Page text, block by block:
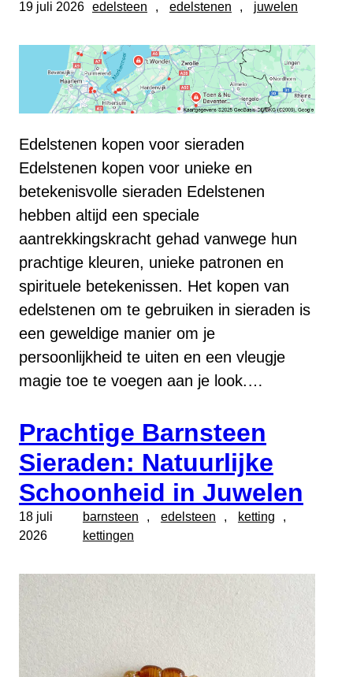
19 juli 2026 edelsteen , edelstenen , juwelen
Edelstenen kopen voor sieraden
Edelstenen kopen voor unieke en
betekenisvolle sieraden Edelstenen
hebben altijd een speciale
aantrekkingskracht gehad vanwege hun
prachtige kleuren, unieke patronen en
spirituele betekenissen. Het kopen van
edelstenen om te gebruiken in sieraden is
een geweldige manier om je
persoonlijkheid te uiten en een vleugje
magie toe te voegen aan je look.…
Prachtige Barnsteen
Sieraden: Natuurlijke
Schoonheid in Juwelen
18 juli
2026
barnsteen , edelsteen , ketting
kettingen